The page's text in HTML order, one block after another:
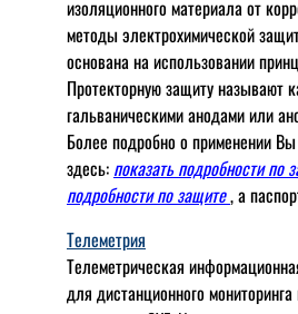
изоляционного материала от
методы электрохимической
основана на использовании
Протекторную защиту называют
гальваническими анодами или
Более подробно о применении
здесь: показать подробности по
подробности по защите, а
Телеметрия
Телеметрическая
для дистанционного